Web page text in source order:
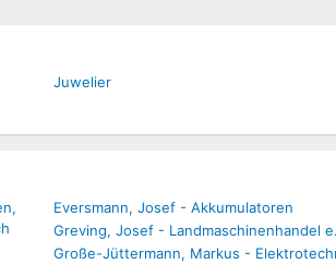
Juwelier
Eversmann, Josef - Akkumulatoren
Greving, Josef - Landmaschinenhandel
Große-Jüttermann, Markus -